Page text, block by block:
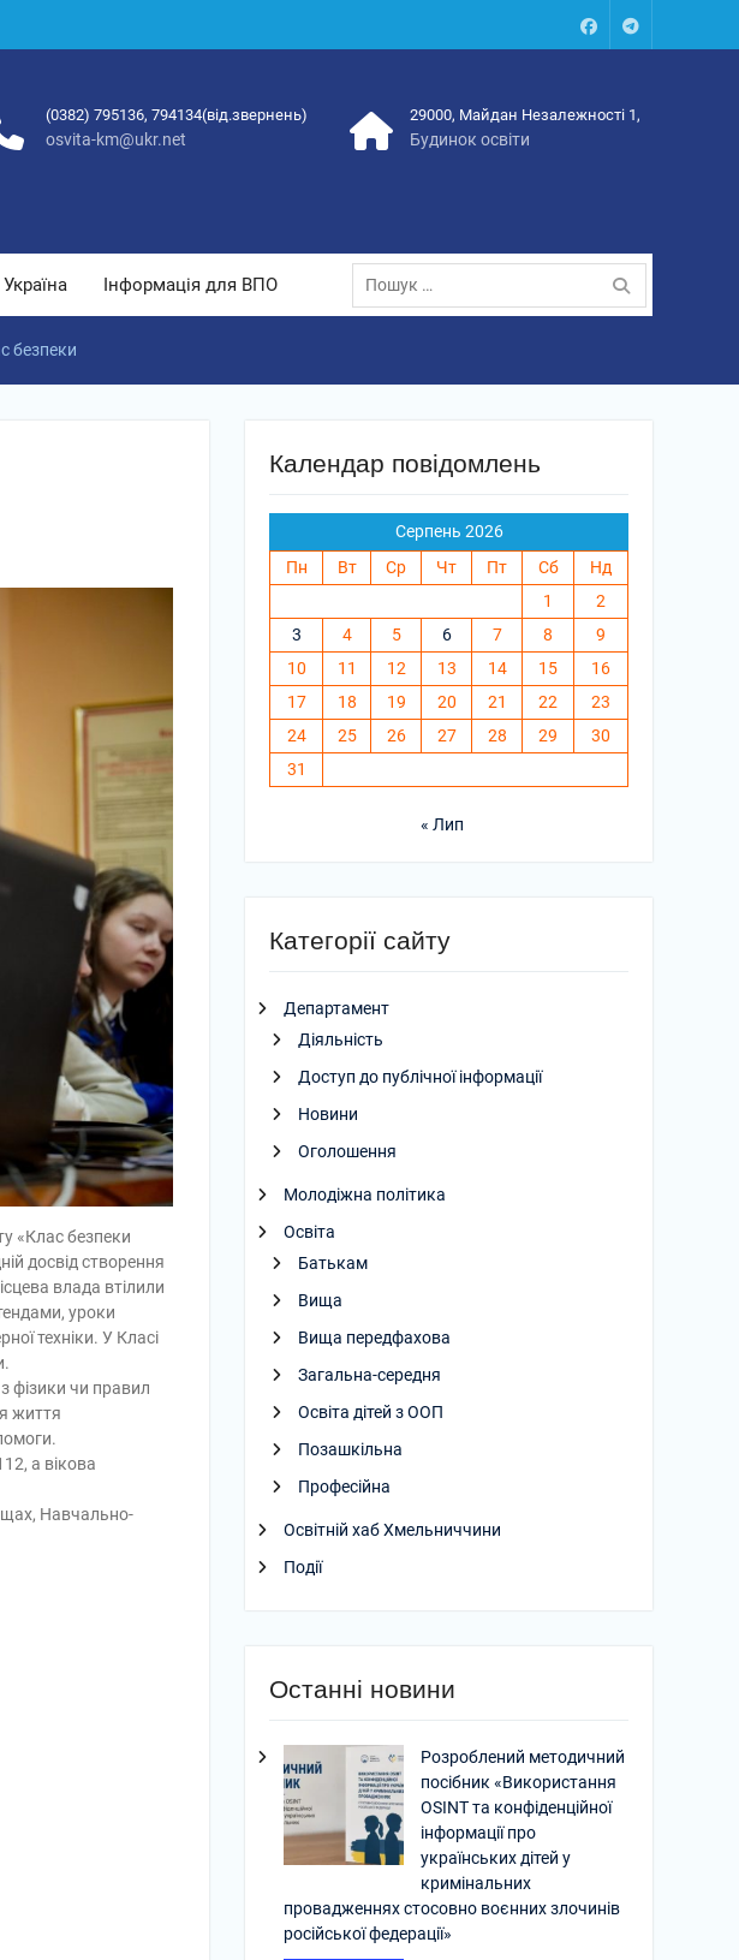
FacebookTalegram
(0382) 795136, 794134(від.звернень)
osvita-km@ukr.net
29000, Майдан Незалежності 1,
Будинок освіти
Інформація для ВПО
Пошук:
безпеки
«Клас безпеки
досвід створення
влада втілили
уроки
техніки. У Класі
фізики чи правил
життя
а вікова
Навчально-
Календар повідомлень
Серпень 2026
Пн
Вт Ср Чт Пт Сб
Нд
1
2
3
4 5 6 7 8
9
10
11 12 13 14 15
16
17
18 19 20 21 22
23
24
25 26 27 28 29
30
31
« Лип
Категорії сайту
Департамент
Діяльність
Доступ до публічної інформації
Новини
Оголошення
Молодіжна політика
Освіта
Батькам
Вища
Вища передфахова
Загальна-середня
Освіта дітей з ООП
Позашкільна
Професійна
Освітній хаб Хмельниччини
Події
Останні новини
Розроблений методичний
посібник «Використання
OSINT та конфіденційної
інформації про
українських дітей у
кримінальних
провадженнях стосовно воєнних злочинів
російської федерації»